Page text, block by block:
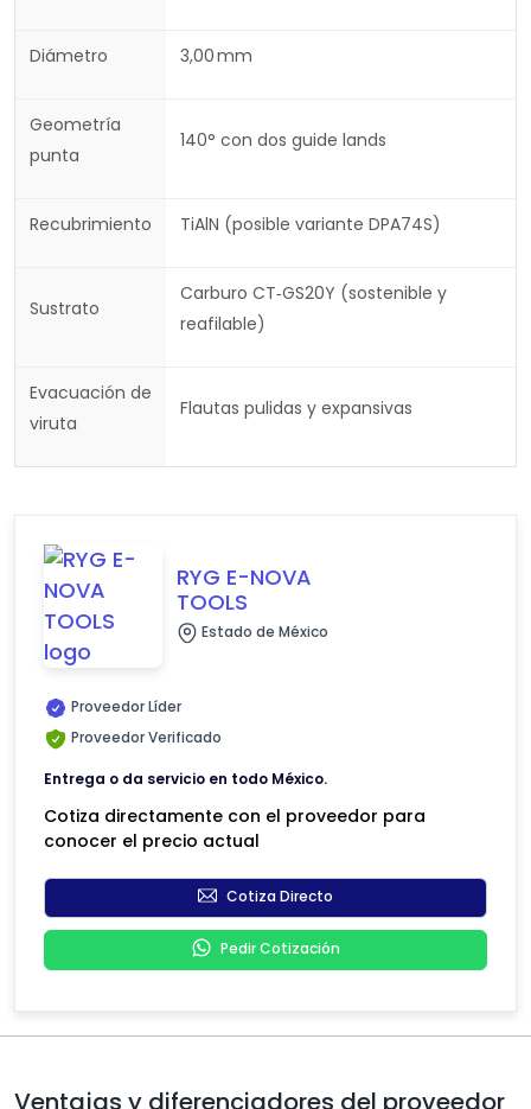
Diámetro 3,00 mm
Geometría
punta
140° con dos guide lands
Recubrimiento TiAlN (posible variante DPA74S)
Sustrato
Carburo CT‑GS20Y (sostenible y
reafilable)
Evacuación de
viruta
Flautas pulidas y expansivas
RYG E-NOVA
TOOLS
Estado de México
Proveedor Líder
Proveedor Verificado
Entrega o da servicio en todo México.
Cotiza directamente con el proveedor para
conocer el precio actual
Cotiza Directo
Pedir Cotización
Ventajas y diferenciadores del proveedor